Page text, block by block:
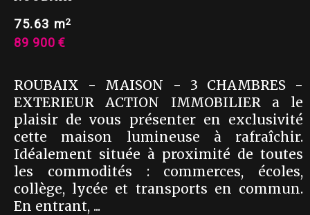
75.63 m2
89 900 €
ROUBAIX - MAISON - 3 CHAMBRES -
EXTERIEUR ACTION IMMOBILIER a le
plaisir de vous présenter en exclusivité
cette maison lumineuse à rafraîchir.
Idéalement située à proximité de toutes
les commodités : commerces, écoles,
collège, lycée et transports en commun.
En entrant, ...